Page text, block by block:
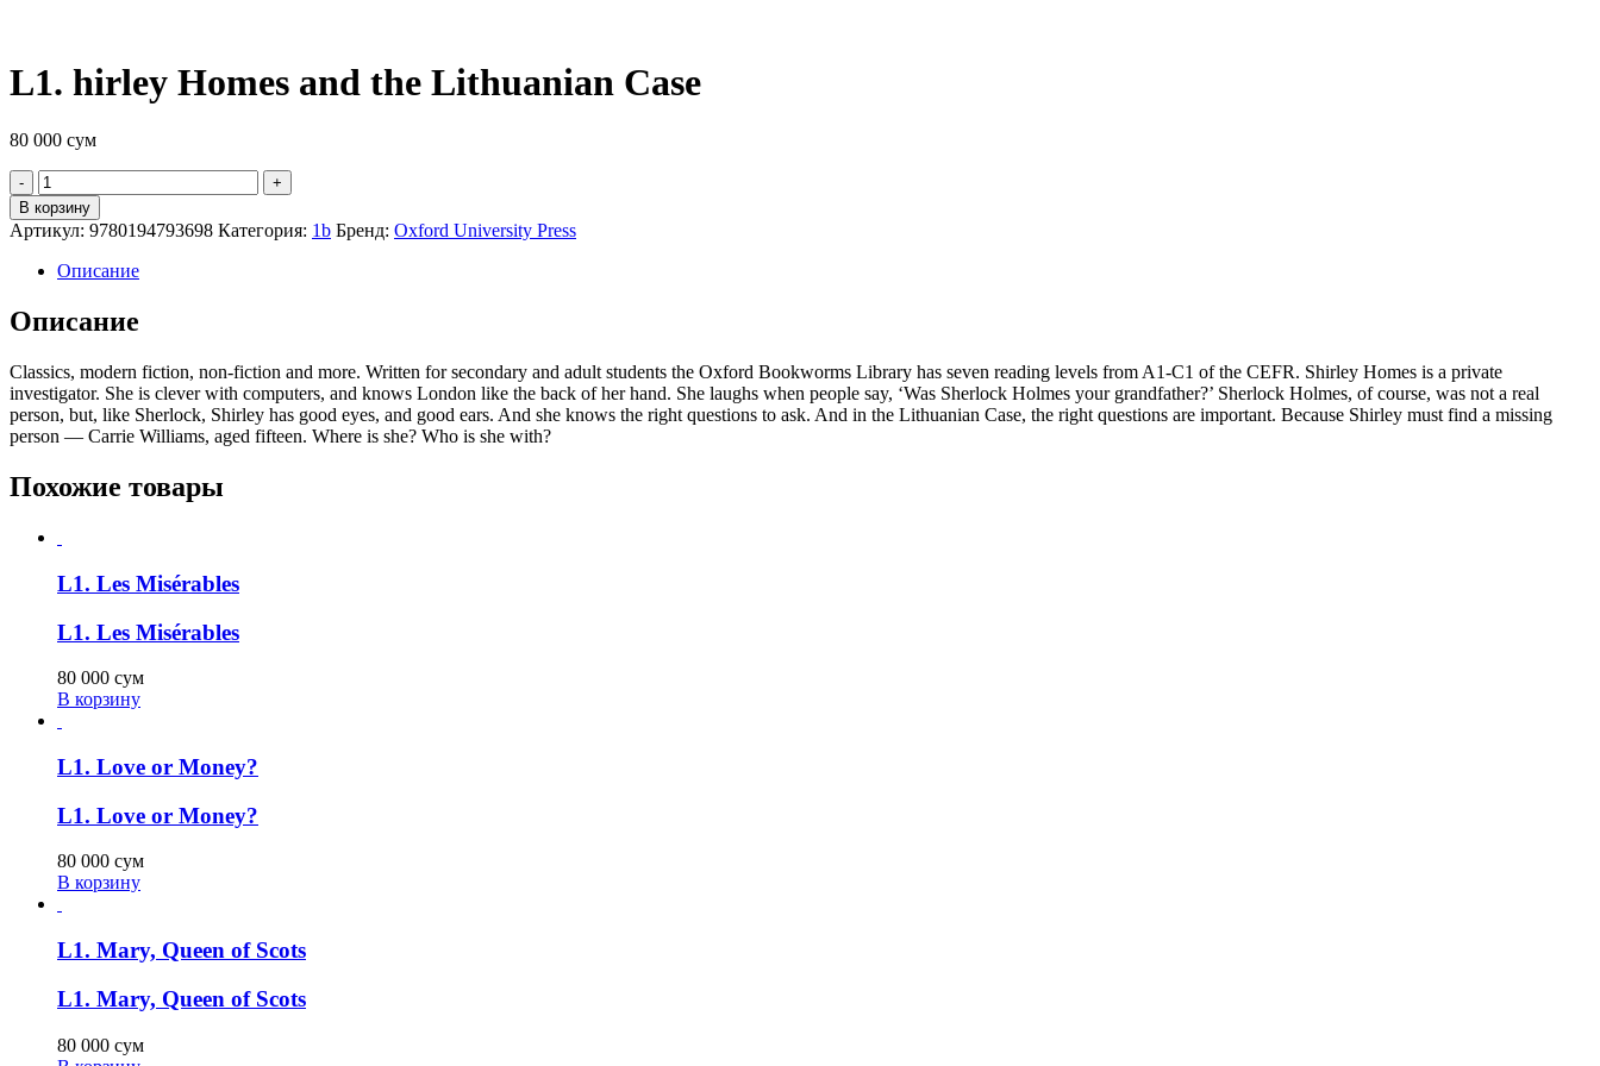
L1. hirley Homes and the Lithuanian Case
80 000 сум
Quantity
В корзину
Артикул: 9780194793698 Категория: 1b Бренд: Oxford University Press
Описание
Описание
Classics, modern fiction, non-fiction and more. Written for secondary and adult students the Oxford Bookworms Library has seven reading levels from A1-C1 of the CEFR. Shirley Homes is a private
investigator. She is clever with computers, and knows London like the back of her hand. She laughs when people say, ‘Was Sherlock Holmes your grandfather?’ Sherlock Holmes, of course, was not a real
person, but, like Sherlock, Shirley has good eyes, and good ears. And she knows the right questions to ask. And in the Lithuanian Case, the right questions are important. Because Shirley must find a missing
person — Carrie Williams, aged fifteen. Where is she? Who is she with?
Похожие товары
L1. Les Misérables
L1. Les Misérables
80 000 сум
В корзину
L1. Love or Money?
L1. Love or Money?
80 000 сум
В корзину
L1. Mary, Queen of Scots
L1. Mary, Queen of Scots
80 000 сум